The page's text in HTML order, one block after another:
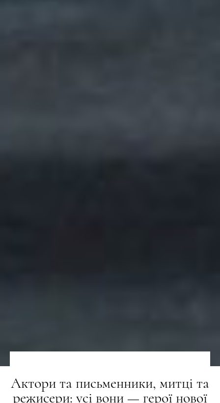
Актори та письменники, митці та
режисери: усі вони — герої нової